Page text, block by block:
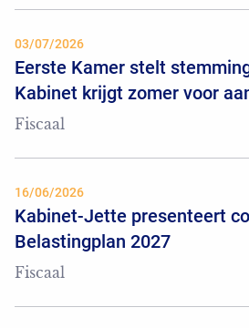
03/07/2026
Eerste Kamer stelt
Kabinet krijgt zomer voor
Fiscaal
16/06/2026
Kabinet-Jette presenteert
Belastingplan 2027
Fiscaal